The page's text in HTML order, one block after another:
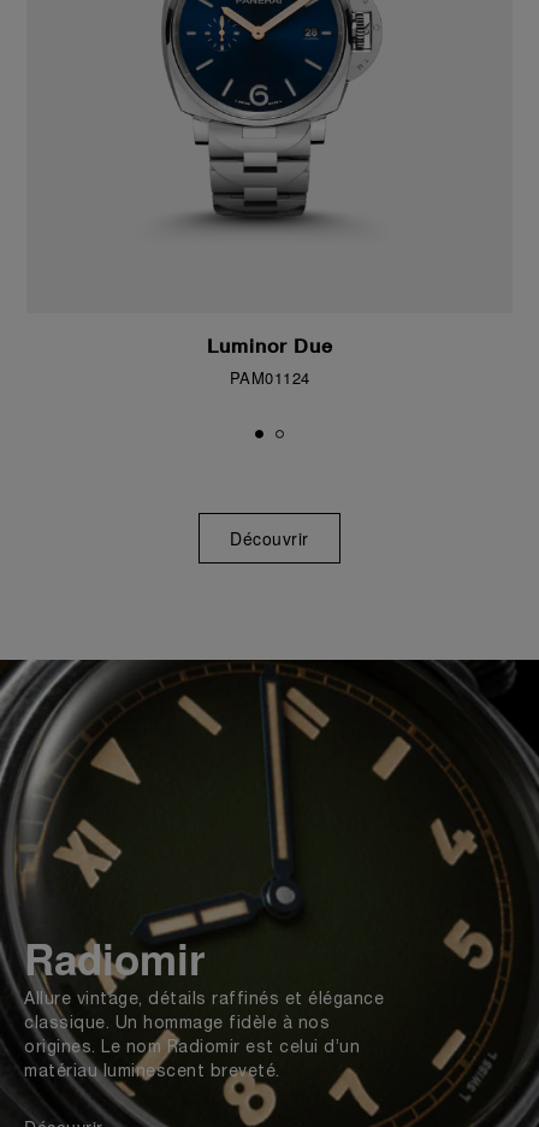
Luminor Due
PAM01124
Découvrir
Radiomir
Allure vintage, détails raffinés et élégance
classique. Un hommage fidèle à nos
origines. Le nom Radiomir est celui d’un
matériau luminescent breveté.